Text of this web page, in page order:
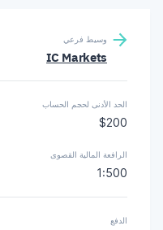
وسيط فرعي
IC Markets
الحد الأدنى لحجم الحساب
$200
الرافعة المالية القصوى
1:500
الدفع